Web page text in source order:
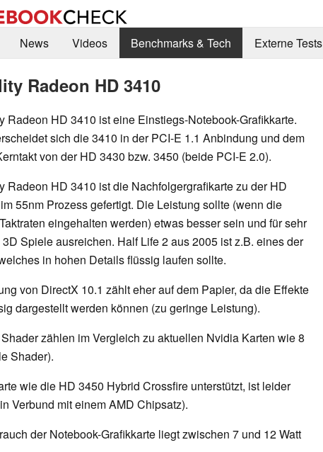
News Videos Benchmarks & Tech Externe Tests
Radeon HD 3410
Radeon HD 3410 ist eine Einstiegs-Notebook-Grafikkarte.
sich die 3410 in der PCI-E 1.1 Anbindung und dem
von der HD 3430 bzw. 3450 (beide PCI-E 2.0).
Radeon HD 3410 ist die Nachfolgergrafikarte zu der HD
55nm Prozess gefertigt. Die Leistung sollte (wenn die
eingehalten werden) etwas besser sein und für sehr
Spiele ausreichen. Half Life 2 aus 2005 ist z.B. eines der
in hohen Details flüssig laufen sollte.
von DirectX 10.1 zählt eher auf dem Papier, da die Effekte
dargestellt werden können (zu geringe Leistung).
zählen im Vergleich zu aktuellen Nvidia Karten wie 8
Shader).
wie die HD 3450 Hybrid Crossfire unterstützt, ist leider
Verbund mit einem AMD Chipsatz).
der Notebook-Grafikkarte liegt zwischen 7 und 12 Watt